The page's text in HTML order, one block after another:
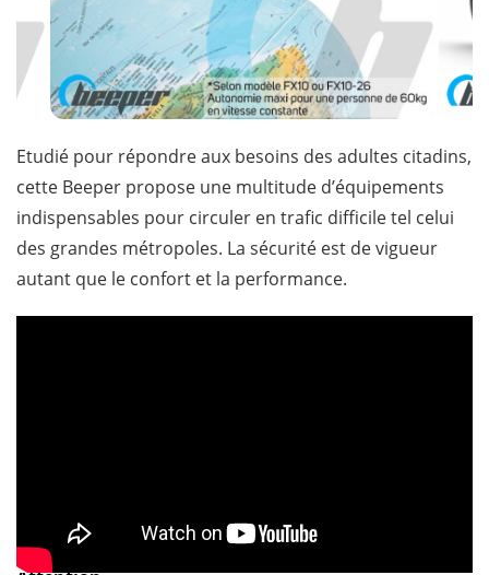
Etudié pour répondre aux besoins des adultes citadins,
cette Beeper propose une multitude d’équipements
indispensables pour circuler en trafic difficile tel celui
des grandes métropoles. La sécurité est de vigueur
autant que le confort et la performance.